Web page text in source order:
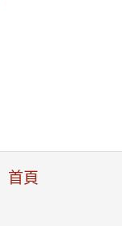
首頁